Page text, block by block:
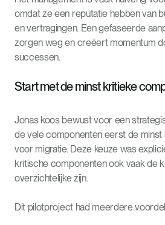
omdat ze een reputatie hebben van
en vertragingen. Een gefaseerde
zorgen weg en creëert momentum
successen.
Start met de minst kritieke
Jonas koos bewust voor een
de vele componenten eerst de
voor migratie. Deze keuze was
kritische componenten ook vaak de
overzichtelijke zijn.
Dit pilotproject had meerdere